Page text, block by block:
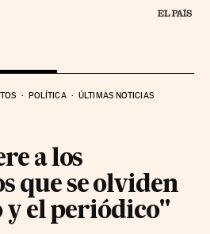
POLÍTICA ÚLTIMAS NOTICIAS
a los
que se olviden
y el periódico"